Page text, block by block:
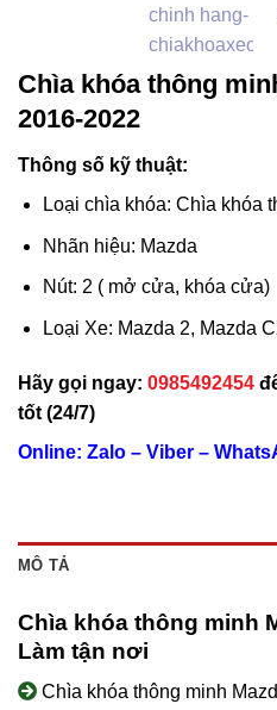
Chìa khóa thông
2016-2022
Thông số kỹ thuật:
Loại chìa khóa: Chìa khóa
Nhãn hiệu: Mazda
Nút: 2 ( mở cửa, khóa cửa)
Loại Xe: Mazda 2, Mazda
Hãy gọi ngay: 0985492454
tốt (24/7)
Online: Zalo – Viber –
MÔ TẢ
Chìa khóa thông minh
Làm tận nơi
Chìa khóa thông minh